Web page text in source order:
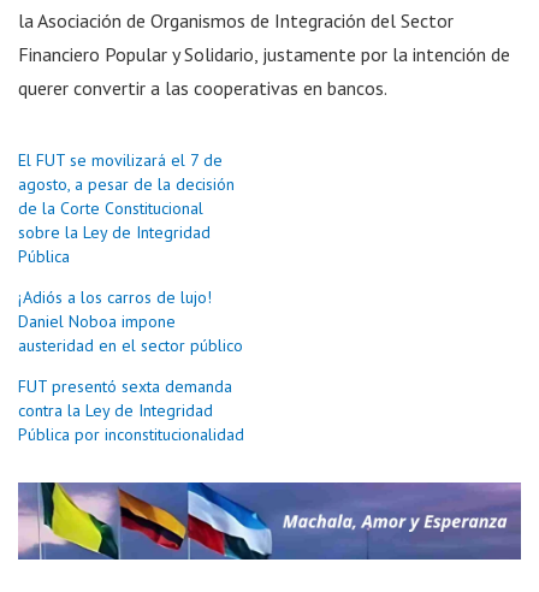
la Asociación de Organismos de Integración del Sector
Financiero Popular y Solidario, justamente por la intención de
querer convertir a las cooperativas en bancos.
El FUT se movilizará el 7 de
agosto, a pesar de la decisión
de la Corte Constitucional
sobre la Ley de Integridad
Pública
¡Adiós a los carros de lujo!
Daniel Noboa impone
austeridad en el sector público
FUT presentó sexta demanda
contra la Ley de Integridad
Pública por inconstitucionalidad